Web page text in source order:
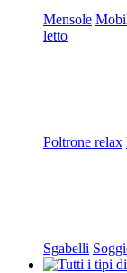
Mensole
letto
Poltrone relax
Sgabelli